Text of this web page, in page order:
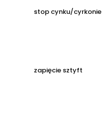
stop cynku/cyrkonie
zapięcie sztyft